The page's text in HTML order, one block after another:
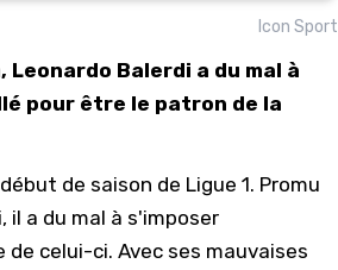
Icon Sport
Balerdi a du mal à
pour être le patron de la
de saison de Ligue 1. Promu
il a du mal à s'imposer
celui-ci. Avec ses mauvaises